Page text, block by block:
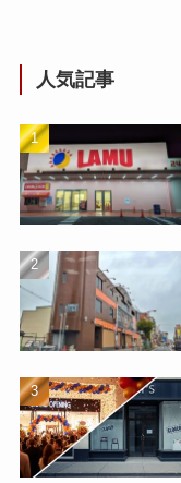
人気記事